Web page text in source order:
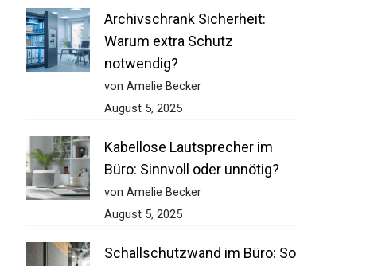
Archivschrank Sicherheit:
Warum extra Schutz
notwendig?
von Amelie Becker
August 5, 2025
Kabellose Lautsprecher im
Büro: Sinnvoll oder unnötig?
von Amelie Becker
August 5, 2025
Schallschutzwand im Büro: So